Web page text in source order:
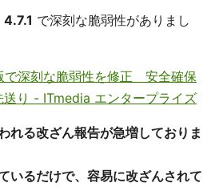
4.7.1 で深刻な脆弱性がありまし
で深刻な脆弱性を修正 安全確保
送り - ITmedia エンタープライズ
れる改ざん報告が急増しておりま
いるだけで、容易に改ざんされて